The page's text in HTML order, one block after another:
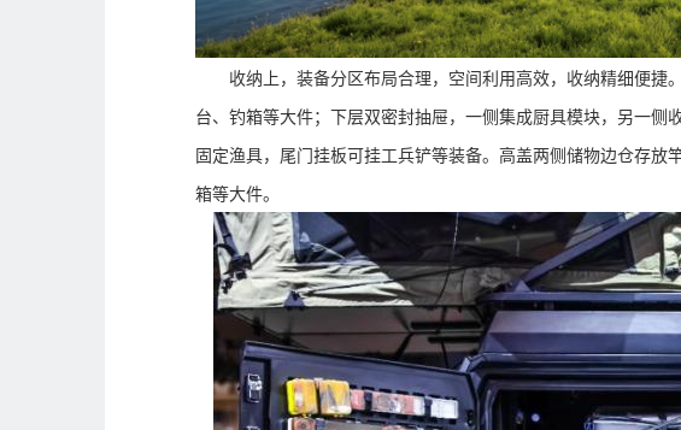
收纳上，装备分区布局合理，空间利用高效，收纳精细便捷
台、钓箱等大件；下层双密封抽屉，一侧集成厨具模块，另一
固定渔具，尾门挂板可挂工兵铲等装备。高盖两侧储物边仓存
箱等大件。